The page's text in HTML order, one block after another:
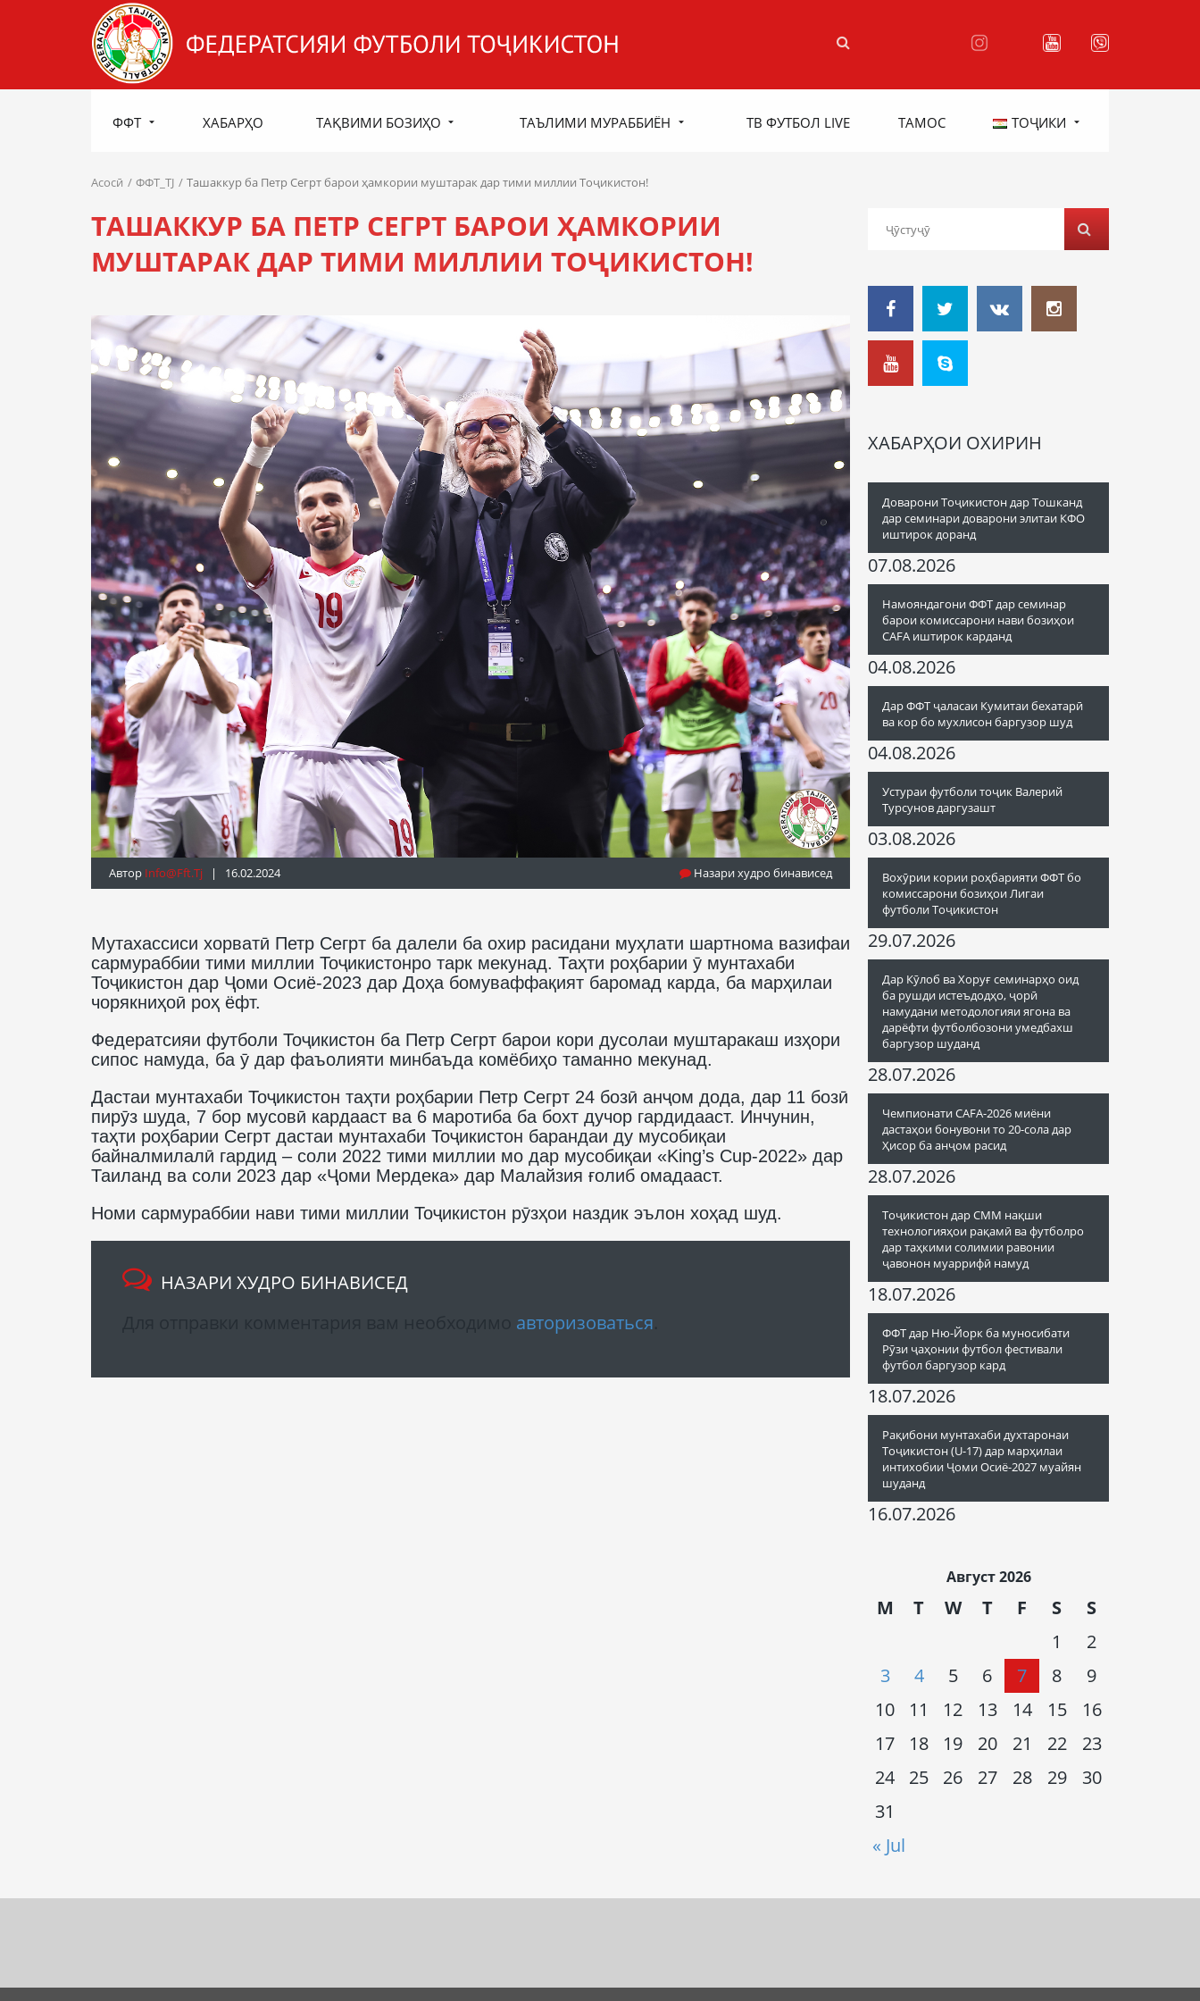
ФФТ ХАБАРҲО ТАҚВИМИ БОЗИҲО ТАЪЛИМИ МУРАББИЁН ТВ ФУТБОЛ LIVE ТАМОС ТОҶИКИ
Асосӣ ФФТ_TJ Ташаккур ба Петр Сегрт барои ҳамкории муштарак дар тими миллии Тоҷикистон!
ТАШАККУР БА ПЕТР СЕГРТ БАРОИ ҲАМКОРИИ
МУШТАРАК ДАР ТИМИ МИЛЛИИ ТОҶИКИСТОН!
Автор Info@fft.tj | 16.02.2024 Назари худро бинависед
Мутахассиси хорватӣ Петр Сегрт ба далели ба охир расидани муҳлати шартнома вазифаи
сармураббии тими миллии Тоҷикистонро тарк мекунад. Таҳти роҳбарии ӯ мунтахаби
Тоҷикистон дар Ҷоми Осиё-2023 дар Доҳа бомуваффақият баромад карда, ба марҳилаи
чорякниҳоӣ роҳ ёфт.
Федератсияи футболи Тоҷикистон ба Петр Сегрт барои кори дусолаи муштаракаш изҳори
сипос намуда, ба ӯ дар фаъолияти минбаъда комёбиҳо таманно мекунад.
Дастаи мунтахаби Тоҷикистон таҳти роҳбарии Петр Сегрт 24 бозӣ анҷом дода, дар 11 бозӣ
пирӯз шуда, 7 бор мусовӣ кардааст ва 6 маротиба ба бохт дучор гардидааст. Инчунин,
таҳти роҳбарии Сегрт дастаи мунтахаби Тоҷикистон барандаи ду мусобиқаи
байналмилалӣ гардид – соли 2022 тими миллии мо дар мусобиқаи «King’s Cup-2022» дар
Таиланд ва соли 2023 дар «Ҷоми Мердека» дар Малайзия ғолиб омадааст.
Номи сармураббии нави тими миллии Тоҷикистон рӯзҳои наздик эълон хоҳад шуд.
НАЗАРИ ХУДРО БИНАВИСЕД
авторизоваться
ХАБАРҲОИ ОХИРИН
Доварони Тоҷикистон дар Тошканд
дар семинари доварони элитаи КФО
иштирок доранд
07.08.2026
Намояндагони ФФТ дар семинар
барои комиссарони нави бозиҳои
CAFA иштирок карданд
04.08.2026
Дар ФФТ ҷаласаи Кумитаи бехатарӣ
ва кор бо мухлисон баргузор шуд
04.08.2026
Устураи футболи тоҷик Валерий
Турсунов даргузашт
03.08.2026
Вохӯрии кории роҳбарияти ФФТ бо
комиссарони бозиҳои Лигаи
футболи Тоҷикистон
29.07.2026
Дар Кӯлоб ва Хоруғ семинарҳо оид
ба рушди истеъдодҳо, ҷорӣ
намудани методологияи ягона ва
дарёфти футболбозони умедбахш
баргузор шуданд
28.07.2026
Чемпионати CAFA-2026 миёни
дастаҳои бонувони то 20-сола дар
Ҳисор ба анҷом расид
28.07.2026
Тоҷикистон дар СММ нақши
технологияҳои рақамӣ ва футболро
дар таҳкими солимии равонии
ҷавонон муаррифӣ намуд
18.07.2026
ФФТ дар Ню-Йорк ба муносибати
Рӯзи ҷаҳонии футбол фестивали
футбол баргузор кард
18.07.2026
Рақибони мунтахаби духтаронаи
Тоҷикистон (U-17) дар марҳилаи
интихобии Ҷоми Осиё-2027 муайян
шуданд
16.07.2026
Август 2026
M T W T F S S
« Jul
1
2
3
4 5 6 7 8
9
10
11 12 13 14 15
16
17
18 19 20 21 22
23
24
25 26 27 28 29
30
31